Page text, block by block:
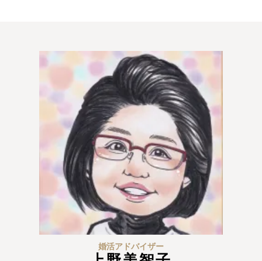
会社概要 プライバシーポリシー
特定商取引法の表記につい
婚活アドバイザー